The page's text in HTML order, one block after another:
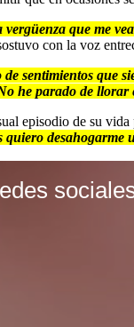
que me
con la voz
sentimientos que
he parado de llorar
episodio de su
desahogarme